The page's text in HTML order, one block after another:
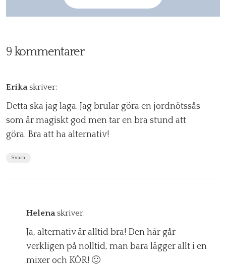
9 kommentarer
Erika skriver:
Detta ska jag laga. Jag brular göra en jordnötssås
som är magiskt god men tar en bra stund att
göra. Bra att ha alternativ!
Svara
Helena skriver:
Ja, alternativ är alltid bra! Den här går
verkligen på nolltid, man bara lägger allt i en
mixer och KÖR! 🙂